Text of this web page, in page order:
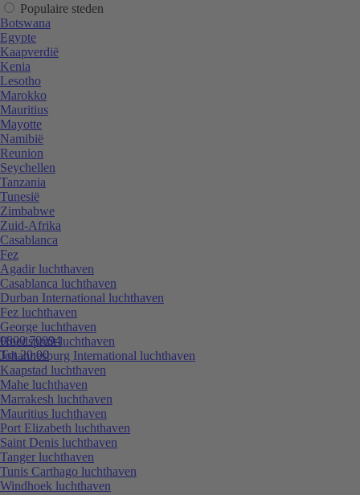
0800 70094
Tot 20:00
Populaire steden
Botswana
Egypte
Kaapverdië
Kenia
Lesotho
Marokko
Mauritius
Mayotte
Namibië
Reunion
Seychellen
Tanzania
Tunesië
Zimbabwe
Zuid-Afrika
Casablanca
Fez
Agadir luchthaven
Casablanca luchthaven
Durban International luchthaven
Fez luchthaven
George luchthaven
Hoedspruit luchthaven
Johannesburg International luchthaven
Kaapstad luchthaven
Mahe luchthaven
Marrakesh luchthaven
Mauritius luchthaven
Port Elizabeth luchthaven
Saint Denis luchthaven
Tanger luchthaven
Tunis Carthago luchthaven
Windhoek luchthaven